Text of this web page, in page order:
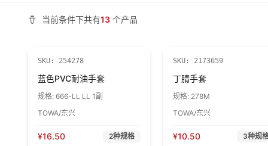
当前条件下共有13 个产品
SKU: 254278
蓝色PVC耐油手套
规格: 666-LL LL 1副
TOWA/东兴
¥16.50 2种规格
SKU: 2173659
丁腈手套
规格: 278M
TOWA/东兴
¥10.50 3种规